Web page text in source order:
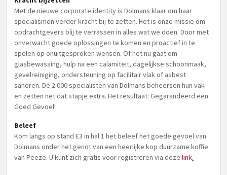
Met de nieuwe corporate identity is Dolmans klaar om haar
specialismen verder kracht bij te zetten. Het is onze missie om
opdrachtgevers blij te verrassen in alles wat we doen. Door met
onverwacht goede oplossingen te komen en proactief in te
spelen op onuitgesproken wensen. Of het nu gaat om
glasbewassing, hulp na een calamiteit, dagelijkse schoonmaak,
gevelreiniging, ondersteuning op facilitair vlak of asbest
saneren. De 2.000 specialisten van Dolmans beheersen hun vak
en zetten net dat stapje extra. Het resultaat: Gegarandeerd een
Goed Gevoel!
Beleef
Kom langs op stand E3 in hal 1 het beleef het goede gevoel van
Dolmans onder het genot van een heerlijke kop duurzame koffie
van Peeze. U kunt zich gratis voor registreren via deze link.